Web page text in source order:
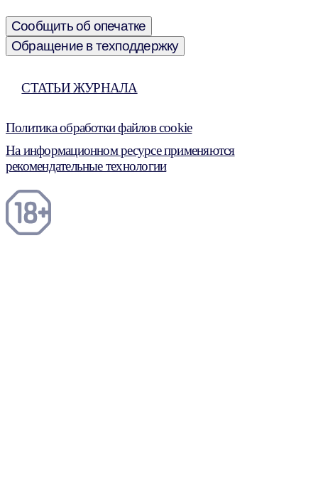
Сообщить об опечатке
Обращение в техподдержку
СТАТЬИ ЖУРНАЛА
Политика обработки файлов cookie
На информационном ресурсе применяются
рекомендательные технологии